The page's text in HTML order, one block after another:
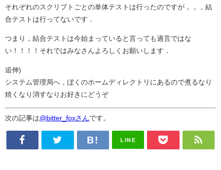
それぞれのスクリプトごとの単体テストは行ったのですが，，，結
合テストは行ってないです．
つまり，結合テストは今始まっていると言っても過言ではな
い！！！！それではみなさんよろしくお願いします．
追伸)
システム管理局へ，ぼくのホームディレクトリにあるので煮るなり
焼くなり消すなりお好きにどうぞ
次の記事は@bitter_foxさんです。
LINE